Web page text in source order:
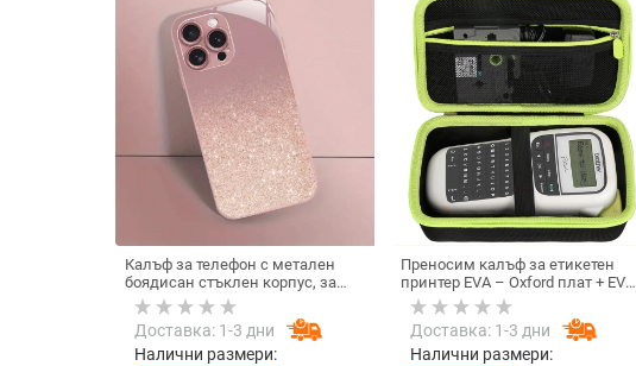
Калъф за телефон с метален
боядисан стъклен корпус, за
iPhone 11–14 Pro Max,
охлаждане, модел YK263
Доставка: 1-3 дни
Налични размери:
Преносим калъф за етикетен
принтер EVA – Oxford плат + EVA,
горещо пресовано EVA и шиене,
товароподемност 10 кг
Доставка: 1-3 дни
Налични размери: